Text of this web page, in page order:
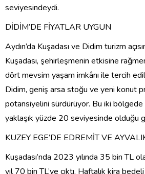
seviyesindeydi.
DİDİM’DE FİYATLAR UYGUN
Aydın’da Kuşadası ve Didim turizm
Kuşadası, şehirleşmenin etkisine
dört mevsim yaşam imkânı ile tercih
Didim, geniş arsa stoğu ve yeni konut
potansiyelini sürdürüyor. Bu iki bölgede
yaklaşık yüzde 20 seviyesinde olduğu
KUZEY EGE’DE EDREMİT VE
Kuşadası’nda 2023 yılında 35 bin TL
yıl 70 bin TL’ye çıktı. Haftalık kira